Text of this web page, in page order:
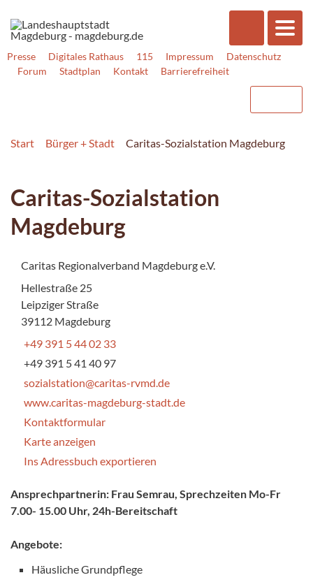
Presse Digitales Rathaus 115 Impressum
Datenschutz
Forum
Stadtplan Kontakt Barrierefreiheit
Start Bürger + Stadt Caritas-Sozialstation Magdeburg
Caritas-Sozialstation
Magdeburg
Caritas Regionalverband Magdeburg e.V.
Hellestraße 25
Leipziger Straße
39112 Magdeburg
+49 391 5 44 02 33
+49 391 5 41 40 97
sozialstation@caritas-rvmd.de
www.caritas-magdeburg-stadt.de
Kontaktformular
Karte anzeigen
Ins Adressbuch exportieren
Ansprechpartnerin: Frau Semrau, Sprechzeiten Mo-Fr
7.00- 15.00 Uhr, 24h-Bereitschaft
Angebote:
Häusliche Grundpflege